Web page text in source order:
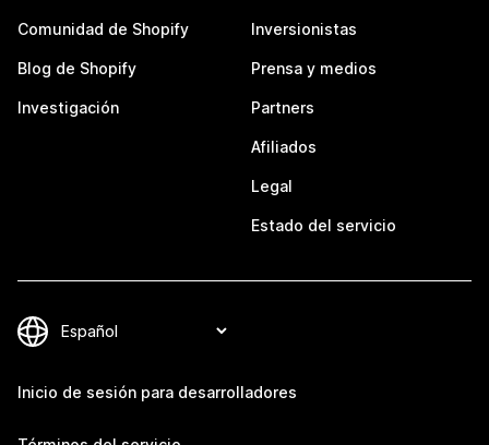
Comunidad de Shopify
Blog de Shopify
Investigación
Inversionistas
Prensa y medios
Partners
Afiliados
Legal
Estado del servicio
Inicio de sesión para desarrolladores